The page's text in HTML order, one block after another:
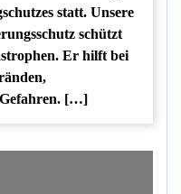
statt. Unsere
schützt
Er hilft bei
Gefahren. […]